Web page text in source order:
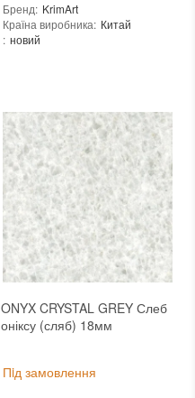
Бренд: KrimArt
Країна виробника: Китай
: новий
ONYX CRYSTAL GREY Слеб
оніксу (сляб) 18мм
Пiд замовлення